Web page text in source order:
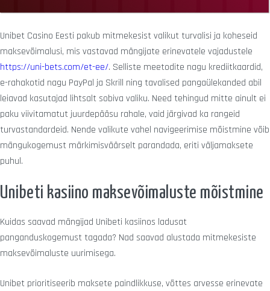
Unibet Casino Eesti pakub mitmekesist valikut turvalisi ja koheseid
maksevõimalusi, mis vastavad mängijate erinevatele vajadustele
https://uni-bets.com/et-ee/. Selliste meetodite nagu krediitkaardid,
e-rahakotid nagu PayPal ja Skrill ning tavalised pangaülekanded abil
leiavad kasutajad lihtsalt sobiva valiku. Need tehingud mitte ainult ei
paku viivitamatut juurdepääsu rahale, vaid järgivad ka rangeid
turvastandardeid. Nende valikute vahel navigeerimise mõistmine võib
mängukogemust märkimisväärselt parandada, eriti väljamaksete
puhul.
Unibeti kasiino maksevõimaluste mõistmine
Kuidas saavad mängijad Unibeti kasiinos ladusat
panganduskogemust tagada? Nad saavad alustada mitmekesiste
maksevõimaluste uurimisega.
Unibet prioritiseerib maksete paindlikkuse, võttes arvesse erinevate